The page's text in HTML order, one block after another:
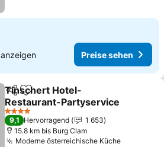
anzeigen Preise sehen
TeilenZu Favoriten hinzufügen
Tinschert Hotel-
Restaurant-Partyservice
4 Sterne
9,1 Hervorragend
1 653
15.8 km bis Burg Clam
Moderne österreichische Küche